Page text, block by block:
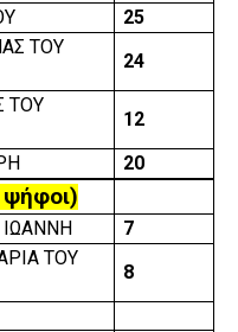
25
ΤΟΥ
24
ΤΟΥ
12
20
7
ΤΟΥ
8